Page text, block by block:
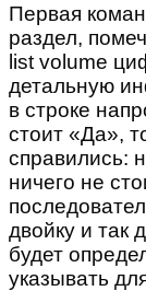
Первая
раздел,
list volume
детальную
в строке
стоит «Да»,
справились:
ничего не
двойку и так
будет
указывать